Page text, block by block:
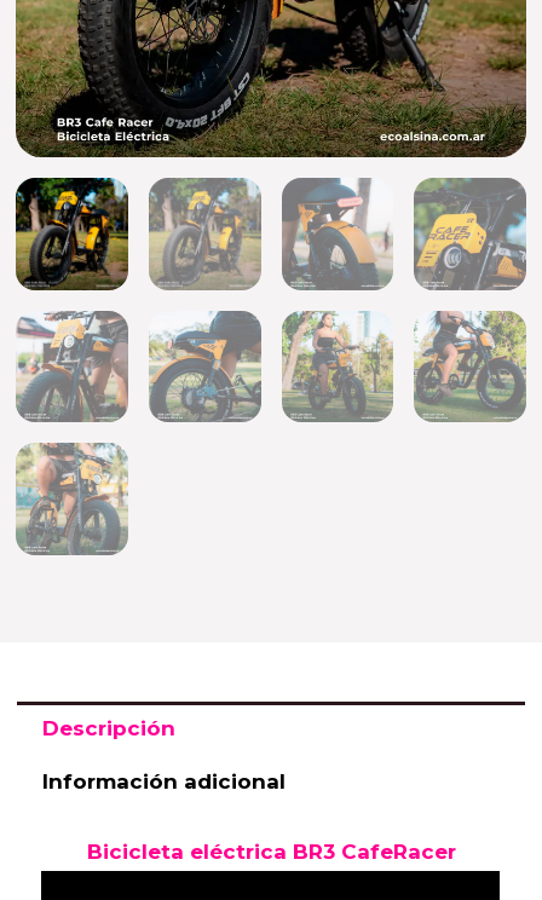
Descripción
Información adicional
Bicicleta eléctrica BR3 CafeRacer